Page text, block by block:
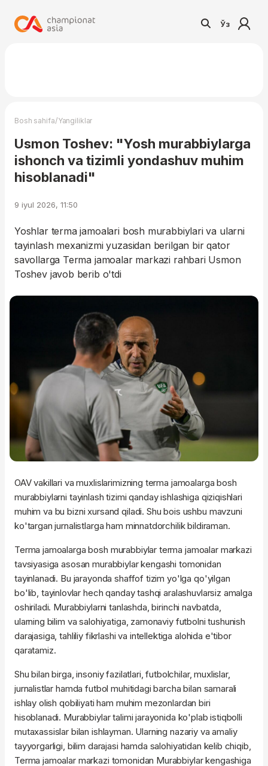
Ўз
Bosh sahifa/Yangiliklar
Usmon Toshev: "Yosh murabbiylarga
ishonch va tizimli yondashuv muhim
hisoblanadi"
9 iyul 2026, 11:50
Yoshlar terma jamoalari bosh murabbiylari va ularni
tayinlash mexanizmi yuzasidan berilgan bir qator
savollarga Terma jamoalar markazi rahbari Usmon
Toshev javob berib o'tdi
OAV vakillari va muxlislarimizning terma jamoalarga bosh
murabbiylarni tayinlash tizimi qanday ishlashiga qiziqishlari
muhim va bu bizni xursand qiladi. Shu bois ushbu mavzuni
ko'targan jurnalistlarga ham minnatdorchilik bildiraman.
Terma jamoalarga bosh murabbiylar terma jamoalar markazi
tavsiyasiga asosan murabbiylar kengashi tomonidan
tayinlanadi. Bu jarayonda shaffof tizim yo'lga qo'yilgan
bo'lib, tayinlovlar hech qanday tashqi aralashuvlarsiz amalga
oshiriladi. Murabbiylarni tanlashda, birinchi navbatda,
ularning bilim va salohiyatiga, zamonaviy futbolni tushunish
darajasiga, tahliliy fikrlashi va intellektiga alohida e'tibor
qaratamiz.
Shu bilan birga, insoniy fazilatlari, futbolchilar, muxlislar,
jurnalistlar hamda futbol muhitidagi barcha bilan samarali
ishlay olish qobiliyati ham muhim mezonlardan biri
hisoblanadi. Murabbiylar talimi jarayonida ko'plab istiqbolli
mutaxassislar bilan ishlayman. Ularning nazariy va amaliy
tayyorgarligi, bilim darajasi hamda salohiyatidan kelib chiqib,
Terma jamoalar markazi tomonidan Murabbiylar kengashiga